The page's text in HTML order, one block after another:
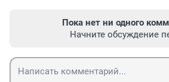
Пока нет ни одного
Начните обсуждение